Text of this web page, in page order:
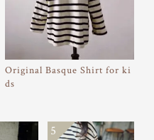
Original Basque Shirt for ki
ds
5